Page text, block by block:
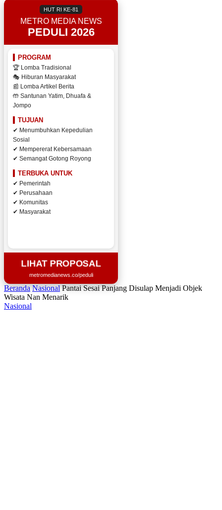
HUT RI KE-81
METRO MEDIA NEWS
PEDULI 2026
PROGRAM
🏆 Lomba Tradisional
🎭 Hiburan Masyarakat
📰 Lomba Artikel Berita
🤲 Santunan Yatim, Dhuafa &
Jompo
TUJUAN
✔ Menumbuhkan Kepedulian
Sosial
✔ Mempererat Kebersamaan
✔ Semangat Gotong Royong
TERBUKA UNTUK
✔ Pemerintah
✔ Perusahaan
✔ Komunitas
✔ Masyarakat
LIHAT PROPOSAL
metromedianews.co/peduli
Beranda Nasional Pantai Sesai Panjang Disulap Menjadi Objek
Wisata Nan Menarik
Nasional